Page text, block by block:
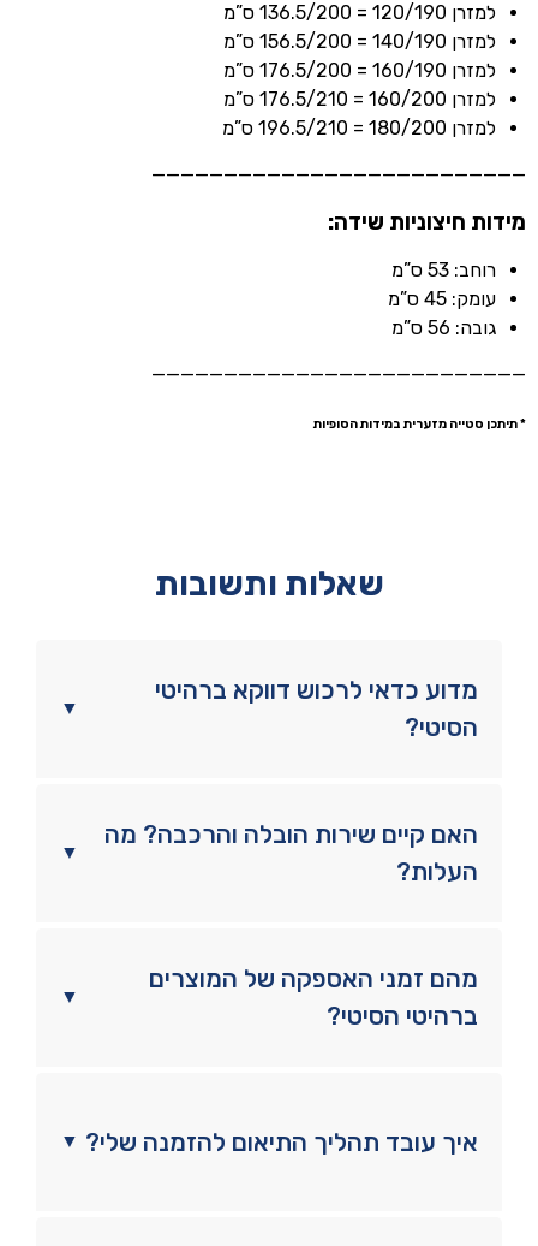
למזרן 120/190 = 136.5/200 ס”מ
למזרן 140/190 = 156.5/200 ס”מ
למזרן 160/190 = 176.5/200 ס”מ
למזרן 160/200 = 176.5/210 ס”מ
למזרן 180/200 = 196.5/210 ס”מ
——————————————————————————
מידות חיצוניות שידה:
רוחב: 53 ס”מ
עומק: 45 ס”מ
גובה: 56 ס”מ
——————————————————————————
* תיתכן סטייה מזערית במידות הסופיות
שאלות ותשובות
▼
מדוע כדאי לרכוש דווקא ברהיטי
הסיטי?
▼
האם קיים שירות הובלה והרכבה? מה
העלות?
▼
מהם זמני האספקה של המוצרים
ברהיטי הסיטי?
▼ איך עובד תהליך התיאום להזמנה שלי?